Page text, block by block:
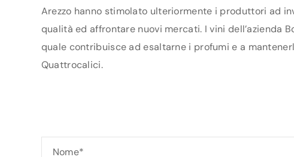
Arezzo hanno stimolato ulteriormente i produttori ad
qualità ed affrontare nuovi mercati. I vini dell’azienda
quale contribuisce ad esaltarne i profumi e a
Quattrocalici.